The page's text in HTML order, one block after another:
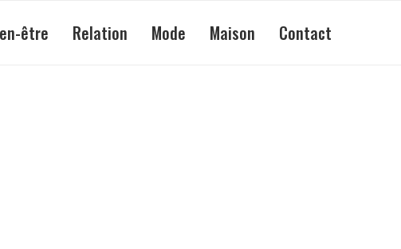
être Relation Mode Maison Contact